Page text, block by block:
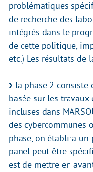
problématiques
de recherche des
intégrés dans le
de cette politique,
etc.) Les résultats de
la phase 2 consiste
basée sur les
incluses dans
des cybercommunes
phase, on établira un
panel peut être
est de mettre en